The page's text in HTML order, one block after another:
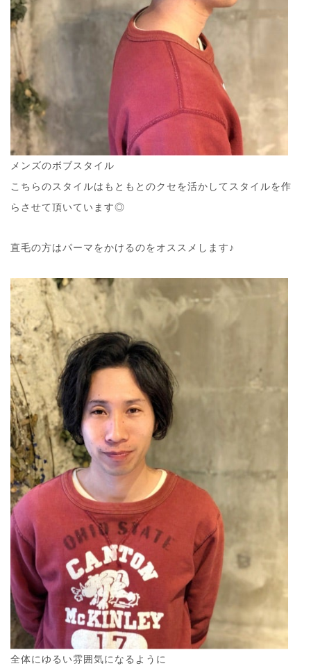
メンズのボブスタイル
こちらのスタイルはもともとのクセを活かしてスタイルを作
らさせて頂いています◎
直毛の方はパーマをかけるのをオススメします♪
全体にゆるい雰囲気になるように